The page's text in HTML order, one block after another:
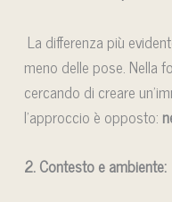
La differenza più
meno delle pose. Nella
cercando di creare
l’approccio è opposto:
2. Contesto e ambiente: